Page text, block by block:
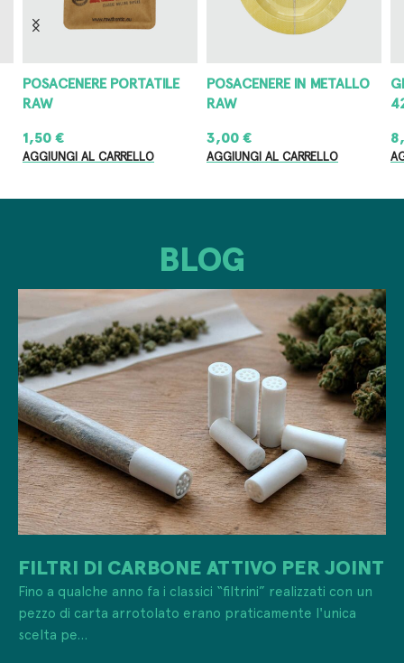
POSACENERE PORTATILE
RAW
1,50€
AGGIUNGI AL CARRELLO
POSACENERE IN METALLO
RAW
3,00€
AGGIUNGI AL CARRELLO
BLOG
FILTRI DI CARBONE ATTIVO PER JOINT
Fino a qualche anno fa i classici “filtrini” realizzati con un
pezzo di carta arrotolato erano praticamente l'unica
scelta pe...